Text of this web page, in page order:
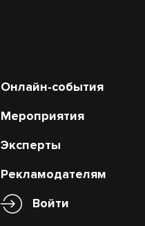
Онлайн-события
Мероприятия
Эксперты
Рекламодателям
Войти